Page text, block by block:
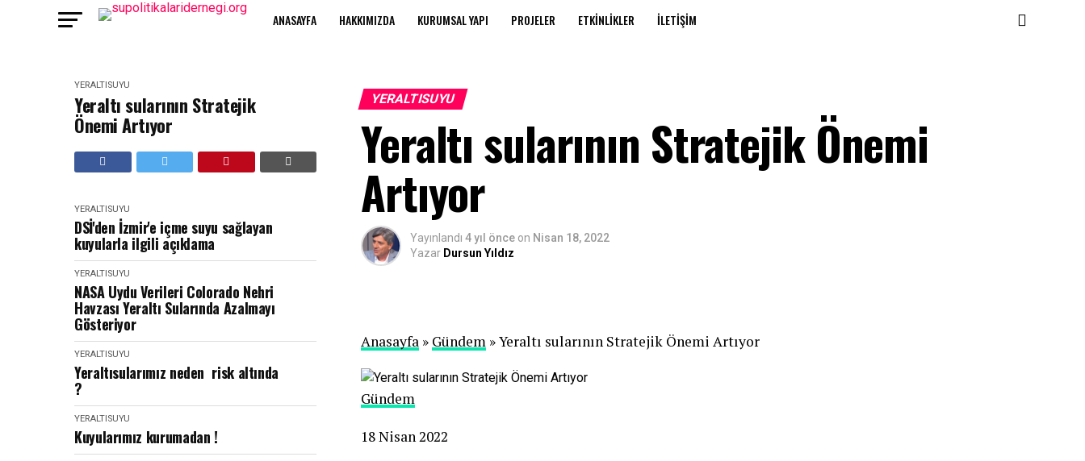
ANASAYFA HAKKIMIZDA KURUMSAL YAPI PROJELER ETKINLIKLER İLETIŞIM
YERALTISUYU
Yeraltı sularının Stratejik
Önemi Artıyor
YERALTISUYU
DSİ'den İzmir'e içme suyu sağlayan
kuyularla ilgili açıklama
YERALTISUYU
NASA Uydu Verileri Colorado Nehri
Havzası Yeraltı Sularında Azalmayı
Gösteriyor
YERALTISUYU
Yeraltısularımız neden risk altında
?
YERALTISUYU
Kuyularımız kurumadan !
YERALTISUYU
Yeraltı sularının Stratejik Önemi
Artıyor
Yayınlandı 4 yıl önce on Nisan 18, 2022
Yazar Dursun Yıldız
Anasayfa » Gündem » Yeraltı sularının Stratejik Önemi Artıyor
Gündem
18 Nisan 2022